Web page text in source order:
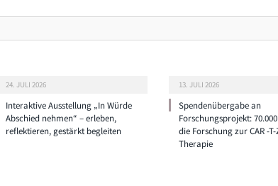
24. JULI 2026
Interaktive Ausstellung „In Würde
Abschied nehmen“ – erleben,
reflektieren, gestärkt begleiten
13. JULI 2026
Spendenübergabe an
Forschungsprojekt:
die Forschung zur CAR -
Therapie